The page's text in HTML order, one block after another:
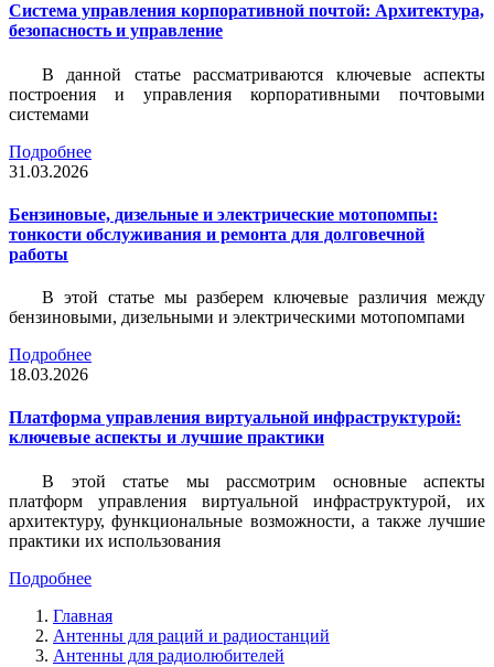
Система управления корпоративной почтой: Архитектура,
безопасность и управление
В данной статье рассматриваются ключевые аспекты
построения и управления корпоративными почтовыми
системами
Подробнее
31.03.2026
Бензиновые, дизельные и электрические мотопомпы:
тонкости обслуживания и ремонта для долговечной
работы
В этой статье мы разберем ключевые различия между
бензиновыми, дизельными и электрическими мотопомпами
Подробнее
18.03.2026
Платформа управления виртуальной инфраструктурой:
ключевые аспекты и лучшие практики
В этой статье мы рассмотрим основные аспекты
платформ управления виртуальной инфраструктурой, их
архитектуру, функциональные возможности, а также лучшие
практики их использования
Подробнее
Главная
Антенны для раций и радиостанций
Антенны для радиолюбителей